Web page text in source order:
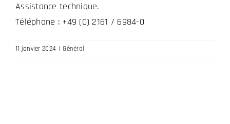
Assistance technique.
Téléphone : +49 (0) 2161 / 6984-0
11 janvier 2024 | Général